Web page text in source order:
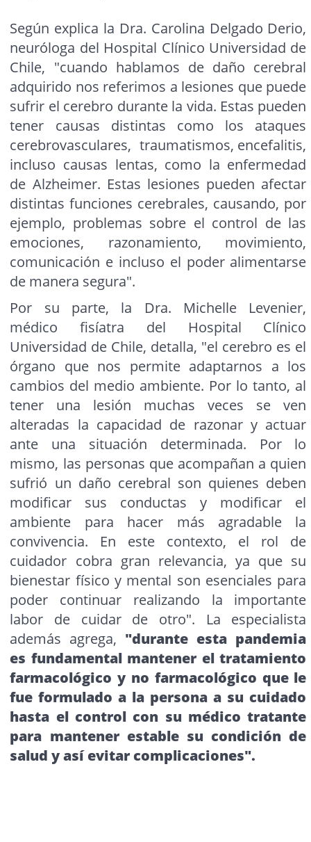
Según explica la Dra. Carolina Delgado Derio,
neuróloga del Hospital Clínico Universidad de
Chile, "cuando hablamos de daño cerebral
adquirido nos referimos a lesiones que puede
sufrir el cerebro durante la vida. Estas pueden
tener causas distintas como los ataques
cerebrovasculares, traumatismos, encefalitis,
incluso causas lentas, como la enfermedad
de Alzheimer. Estas lesiones pueden afectar
distintas funciones cerebrales, causando, por
ejemplo, problemas sobre el control de las
emociones, razonamiento, movimiento,
comunicación e incluso el poder alimentarse
de manera segura".
Por su parte, la Dra. Michelle Levenier,
médico fisíatra del Hospital Clínico
Universidad de Chile, detalla, "el cerebro es el
órgano que nos permite adaptarnos a los
cambios del medio ambiente. Por lo tanto, al
tener una lesión muchas veces se ven
alteradas la capacidad de razonar y actuar
ante una situación determinada. Por lo
mismo, las personas que acompañan a quien
sufrió un daño cerebral son quienes deben
modificar sus conductas y modificar el
ambiente para hacer más agradable la
convivencia. En este contexto, el rol de
cuidador cobra gran relevancia, ya que su
bienestar físico y mental son esenciales para
poder continuar realizando la importante
labor de cuidar de otro". La especialista
además agrega, "durante esta pandemia
es fundamental mantener el tratamiento
farmacológico y no farmacológico que le
fue formulado a la persona a su cuidado
hasta el control con su médico tratante
para mantener estable su condición de
salud y así evitar complicaciones".